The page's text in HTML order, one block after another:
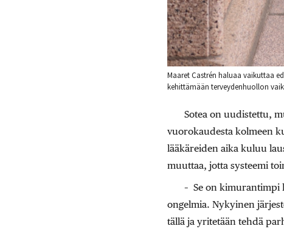
Maaret Castrén haluaa vaikuttaa
kehittämään terveydenhuollon
Sotea on uudistettu,
vuorokaudesta kolmeen
lääkäreiden aika kuluu
muuttaa, jotta systeemi
– Se on kimurantimpi
ongelmia. Nykyinen
tällä ja yritetään tehdä